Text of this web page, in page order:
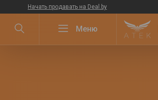
Начать продавать на Deal.by